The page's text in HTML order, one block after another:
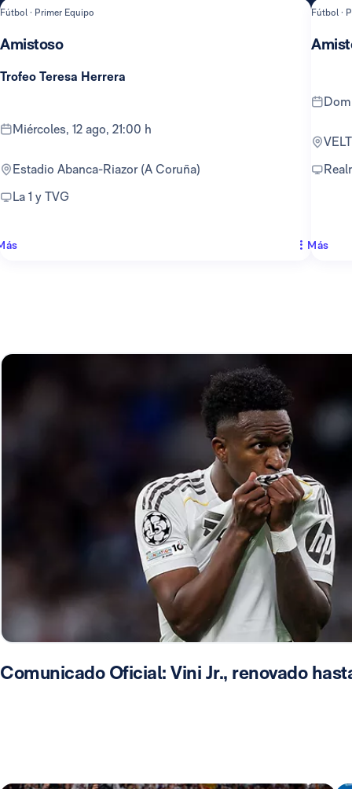
Fútbol · Primer Equipo
Amistoso
Trofeo Teresa Herrera
miércoles, 12 ago, 21:00 h
Estadio Abanca-Riazor (A Coruña)
La 1 y TVG
Fútbol ·
Más
Comunicado Oficial: Vini Jr., renovado